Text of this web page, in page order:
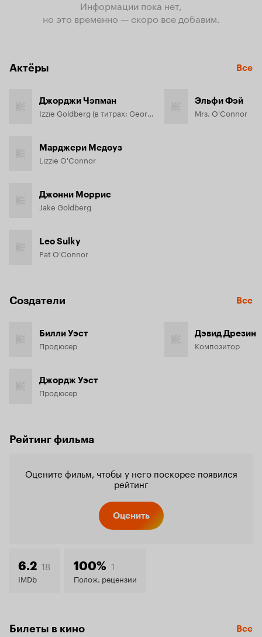
Информации пока нет,
но это временно — скоро все добавим.
Актёры Все
Джорджи Чэпман
Izzie Goldberg (в титрах: George Chapman)
Марджери Медоуз
Lizzie O'Connor
Джонни Моррис
Jake Goldberg
Leo Sulky
Pat O'Connor
Эльфи Фэй
Mrs. O'Connor
Создатели Все
Билли Уэст
Продюсер
Джордж Уэст
Продюсер
Дэвид Дрезин
Композитор
Рейтинг фильма
Оцените фильм, чтобы у него поскорее появился
рейтинг
Оценить
6.2 18
IMDb
100% 1
Полож. рецензии
Билеты в кино Все